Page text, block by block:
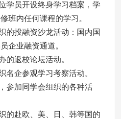
学员开设终身学习档案，学
班内任何课程的学习。
的投融资沙龙活动：国内国
企业融资通道。
的返校论坛活动。
名企参观学习考察活动。
参加同学会组织的各种活
的赴欧、美、日、韩等国的